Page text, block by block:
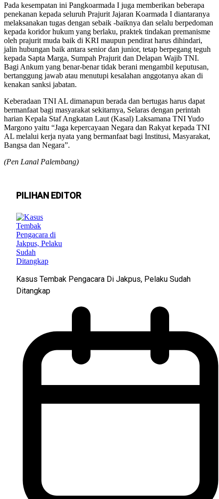
Pada kesempatan ini Pangkoarmada I juga memberikan beberapa
penekanan kepada seluruh Prajurit Jajaran Koarmada I diantaranya
melaksanakan tugas dengan sebaik -baiknya dan selalu berpedoman
kepada koridor hukum yang berlaku, praktek tindakan premanisme
oleh prajurit muda baik di KRI maupun pendirat harus dihindari,
jalin hubungan baik antara senior dan junior, tetap berpegang teguh
kepada Sapta Marga, Sumpah Prajurit dan Delapan Wajib TNI.
Bagi Ankum yang benar-benar tidak berani mengambil keputusan,
bertanggung jawab atau menutupi kesalahan anggotanya akan di
kenakan sanksi jabatan.
Keberadaan TNI AL dimanapun berada dan bertugas harus dapat
bermanfaat bagi masyarakat sekitarnya, Selaras dengan perintah
harian Kepala Staf Angkatan Laut (Kasal) Laksamana TNI Yudo
Margono yaitu “Jaga kepercayaan Negara dan Rakyat kepada TNI
AL melalui kerja nyata yang bermanfaat bagi Institusi, Masyarakat,
Bangsa dan Negara”.
(Pen Lanal Palembang)
PILIHAN EDITOR
Kasus Tembak Pengacara Di Jakpus, Pelaku Sudah
Ditangkap